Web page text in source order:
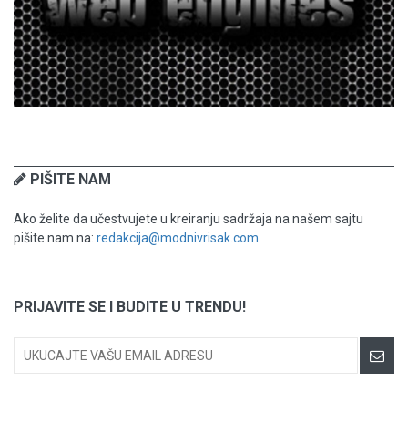
PIŠITE NAM
Ako želite da učestvujete u kreiranju sadržaja na našem sajtu
pišite nam na: redakcija@modnivrisak.com
PRIJAVITE SE I BUDITE U TRENDU!